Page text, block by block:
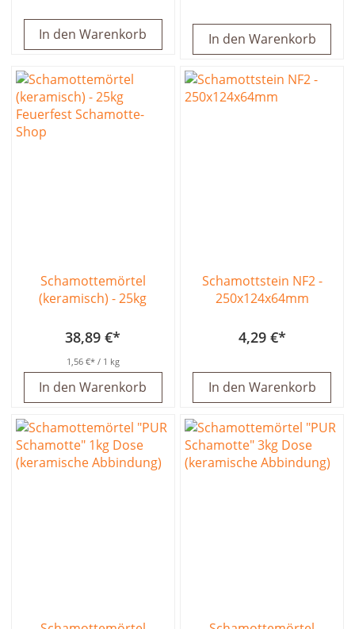
In den Warenkorb In den Warenkorb
Schamottemörtel
(keramisch) - 25kg
38,89 €
1,56 € / 1 kg
In den Warenkorb
Schamottstein NF2 -
250x124x64mm
4,29 €
In den Warenkorb